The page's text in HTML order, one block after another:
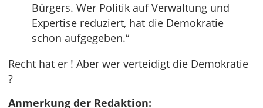
Bürgers. Wer Politik auf Verwaltung und
Expertise reduziert, hat die Demokratie
schon aufgegeben.“
Recht hat er ! Aber wer verteidigt die Demokratie
?
Anmerkung der Redaktion: